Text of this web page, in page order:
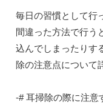
毎日の習慣として行
間違った方法で行う
込んでしまったりす
除の注意点について
-# 耳掃除の際に注意